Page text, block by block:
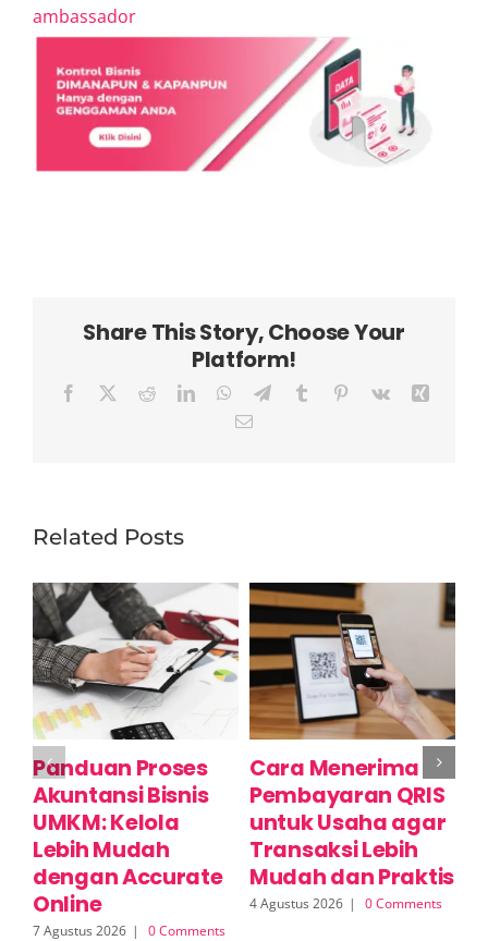
ambassador
Share This Story, Choose Your
Platform!
Facebook RedditLinkedInWhatsApp
TelegramTumblr Pinterest
Vk
Email
Related Posts
Panduan Proses
Akuntansi Bisnis
UMKM: Kelola
Lebih Mudah
dengan Accurate
Online
7 Agustus 2026 | 0 Comments
Cara Menerima
Pembayaran QRIS
untuk Usaha agar
Transaksi Lebih
Mudah dan Praktis
4 Agustus 2026 | 0 Comments